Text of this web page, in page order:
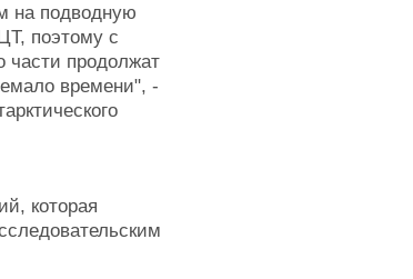
на подводную
поэтому с
части продолжат
времени", -
которая